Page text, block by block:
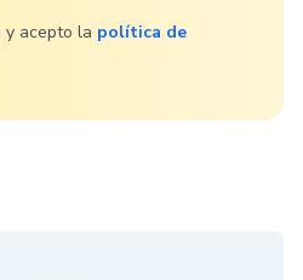
y acepto la política de